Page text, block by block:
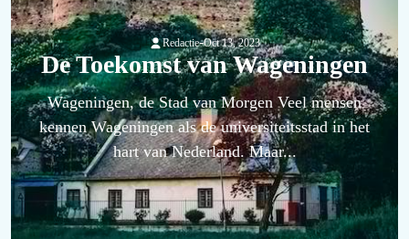
Redactie-Oct 13, 2023
De Toekomst van Wageningen
Wageningen, de Stad van Morgen Veel mensen
kennen Wageningen als de universiteitsstad in het
hart van Nederland. Maar...